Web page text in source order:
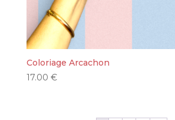
Coloriage Arcachon
17.00 €